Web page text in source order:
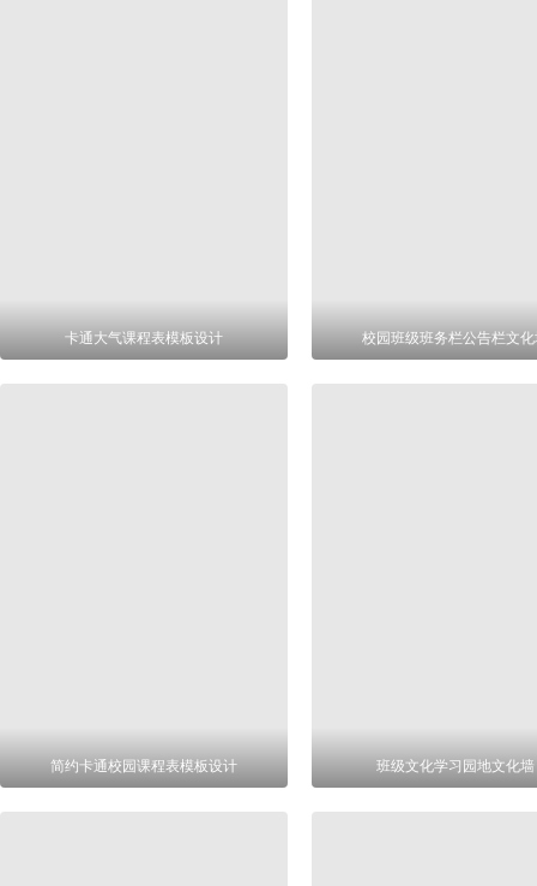
卡通大气课程表模板设计 校园班级班务栏公告栏文
简约卡通校园课程表模板设计 班级文化学习园地文化墙